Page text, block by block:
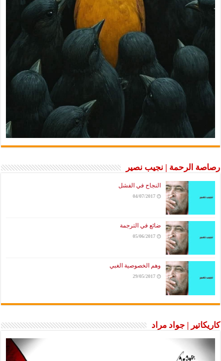
رصاصة الرحمة | نجيب نصير
النجاح في الفشل
04/07/2017
ضائع في الترجمة
05/06/2017
وهم الخصوصية الغبي
29/05/2017
كاريكاتير | جواد مراد